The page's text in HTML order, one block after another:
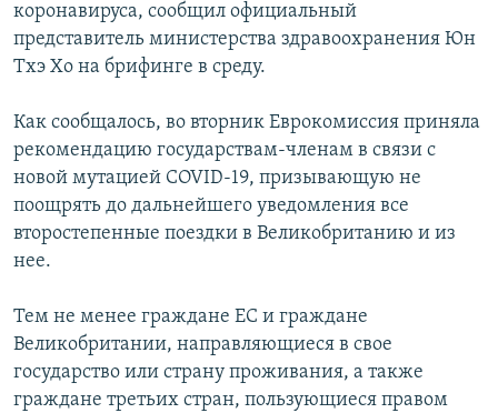
коронавируса, сообщил официальный
представитель министерства здравоохранения Юн
Тхэ Хо на брифинге в среду.
Как сообщалось, во вторник Еврокомиссия приняла
рекомендацию государствам-членам в связи с
новой мутацией COVID-19, призывающую не
поощрять до дальнейшего уведомления все
второстепенные поездки в Великобританию и из
нее.
Тем не менее граждане ЕС и граждане
Великобритании, направляющиеся в свое
государство или страну проживания, а также
граждане третьих стран, пользующиеся правом